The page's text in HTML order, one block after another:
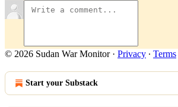
© 2026 Sudan War Monitor· Privacy ∙ Terms
Start your Substack